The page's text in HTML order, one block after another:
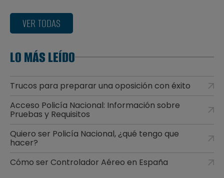
VER TODAS
LO MÁS LEÍDO
Trucos para preparar una oposición con éxito
Acceso Policía Nacional: Información sobre
Pruebas y Requisitos
Quiero ser Policía Nacional, ¿qué tengo que
hacer?
Cómo ser Controlador Aéreo en España